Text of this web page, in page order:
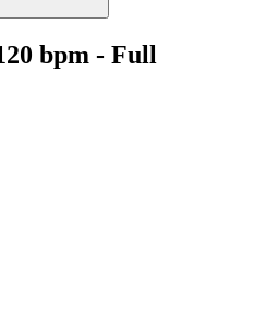
bpm - Full